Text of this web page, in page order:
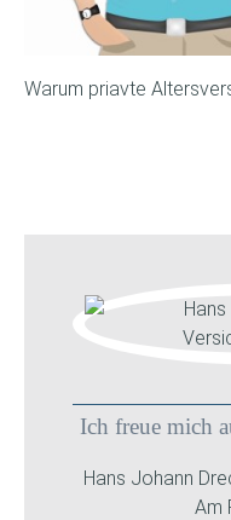
Warum priavte
Ich freue mich
Hans Johann
Am